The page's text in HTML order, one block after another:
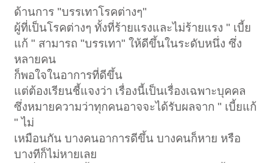
ด้านการ "บรรเทาโรคต่างๆ"
ผู้ที่เป็นโรคต่างๆ ทั้งที่ร้ายแรงและไม่ร้ายแรง " เบี้ย
แก้ " สามารถ "บรรเทา" ให้ดีขึ้นในระดับหนึ่ง ซึ่ง
หลายคน
ก็พอใจในอาการที่ดีขึ้น
แต่ต้องเรียนชี้แจงว่า เรื่องนี้เป็นเรื่องเฉพาะบุคคล
ซึ่งหมายความว่าทุกคนอาจจะได้รับผลจาก " เบี้ยแก้
" ไม่
เหมือนกัน บางคนอาการดีขึ้น บางคนก็หาย หรือ
บางทีก็ไม่หายเลย